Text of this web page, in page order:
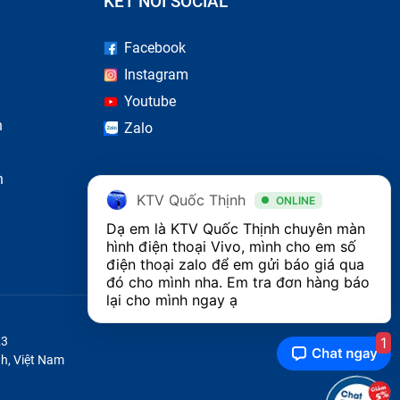
ảnh
thay
Facebook
Instagram
Youtube
Zalo
Việt Nam
KTV Quốc Thịnh ONLINE
Dạ em là KTV Quốc Thịnh chuyên màn
hình điện thoại Vivo, mình cho em số
điện thoại zalo để em gửi báo giá qua
đó cho mình nha. Em tra đơn hàng báo
lại cho mình ngay ạ
1